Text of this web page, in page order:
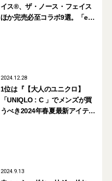
イス®、ザ・ノース・フェイス
ほか完売必至コラボ9選。「eYe
2024.12.28
1位は『【大人のユニクロ】
「UNIQLO : C 」でメンズが買
うべき2024年春夏最新アイテム
2024.9.13